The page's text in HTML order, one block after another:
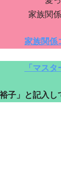
家族関
家族関係
「マス
子」と記入し